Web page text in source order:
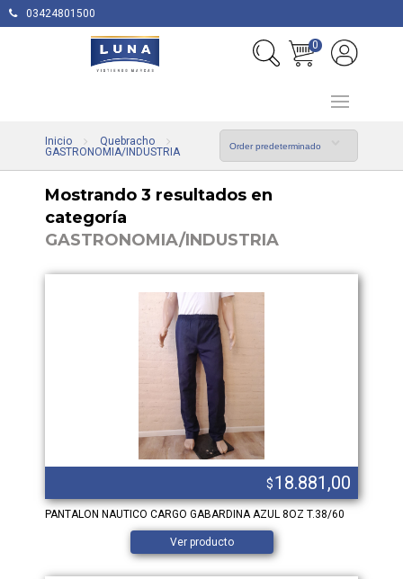
03424801500
0
Inicio
Quebracho
GASTRONOMIA/INDUSTRIA
Mostrando 3 resultados en
categoría
GASTRONOMIA/INDUSTRIA
$18.881,00
PANTALON NAUTICO CARGO GABARDINA AZUL 8OZ T.38/60
Ver producto